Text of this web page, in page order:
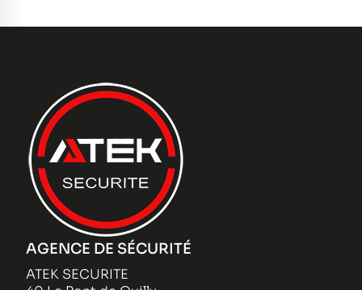
AGENCE DE SÉCURITÉ
ATEK SECURITE